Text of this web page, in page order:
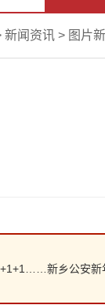
新闻资讯 > 图片
新乡公安新